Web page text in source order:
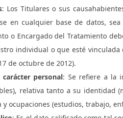
: Los Titulares o sus
en cualquier base de datos,
o Encargado del Tratamiento
individual o que esté vinculada
de octubre de 2012).
carácter personal: Se refiere a la
relativa tanto a su identidad
y ocupaciones (estudios, trabajo,